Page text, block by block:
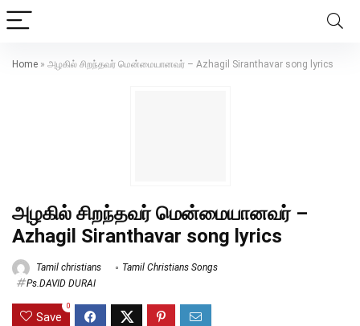
Home » அழகில் சிறந்தவர் மென்மையானவர் – Azhagil Siranthavar song lyrics
அழகில் சிறந்தவர் மென்மையானவர் –
Azhagil Siranthavar song lyrics
Tamil christians
Tamil Christians Songs
Ps.DAVID DURAI
Save
0